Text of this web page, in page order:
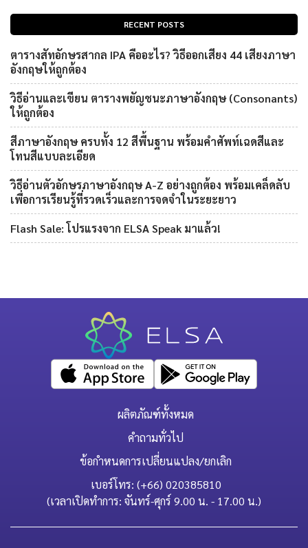
RECENT POSTS
ตารางสัทอักษรสากล IPA คืออะไร? วิธีออกเสียง 44 เสียงภาษา
อังกฤษให้ถูกต้อง
วิธีอ่านและเขียน ตารางพยัญชนะภาษาอังกฤษ (Consonants)
ให้ถูกต้อง
สีภาษาอังกฤษ ครบทั้ง 12 สีพื้นฐาน พร้อมคำศัพท์เฉดสีและ
โทนสีแบบละเอียด
วิธีอ่านตัวอักษรภาษาอังกฤษ A-Z อย่างถูกต้อง พร้อมเคล็ดลับ
เพื่อการเรียนรู้ที่รวดเร็วและการจดจำในระยะยาว
Flash Sale: โปรแรงจาก ELSA Speak มาแล้ว!
ผลิตภัณฑ์ทั้งหมด
คำถามทั่วไป
ข้อกำหนดการเปลี่ยนแปลง/ยกเลิก
เบอร์โทร: (+66) 020385810
(เวลาเปิดทำการ: จันทร์-ศุกร์ 9.00 น. - 17.00 น.)